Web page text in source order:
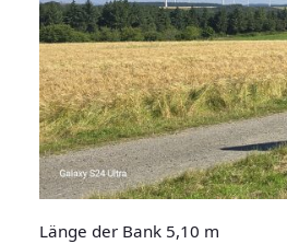
Länge der Bank 5,10 m